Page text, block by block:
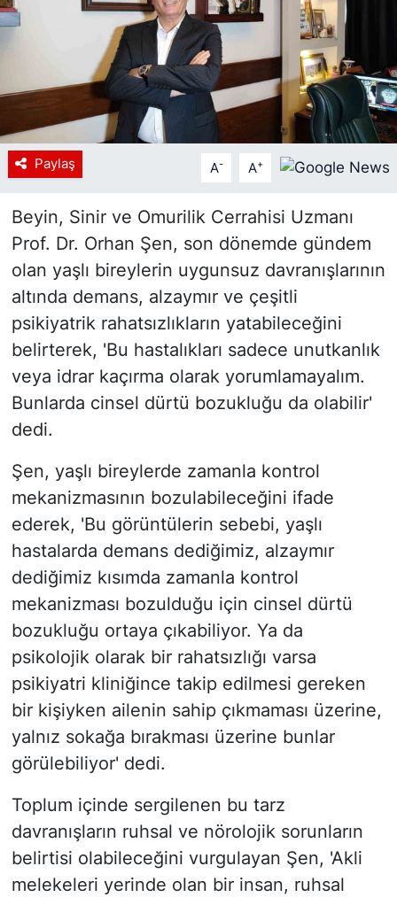
Paylaş A- A+
Beyin, Sinir ve Omurilik Cerrahisi Uzmanı
Prof. Dr. Orhan Şen, son dönemde gündem
olan yaşlı bireylerin uygunsuz davranışlarının
altında demans, alzaymır ve çeşitli
psikiyatrik rahatsızlıkların yatabileceğini
belirterek, 'Bu hastalıkları sadece unutkanlık
veya idrar kaçırma olarak yorumlamayalım.
Bunlarda cinsel dürtü bozukluğu da olabilir'
dedi.
Şen, yaşlı bireylerde zamanla kontrol
mekanizmasının bozulabileceğini ifade
ederek, 'Bu görüntülerin sebebi, yaşlı
hastalarda demans dediğimiz, alzaymır
dediğimiz kısımda zamanla kontrol
mekanizması bozulduğu için cinsel dürtü
bozukluğu ortaya çıkabiliyor. Ya da
psikolojik olarak bir rahatsızlığı varsa
psikiyatri kliniğince takip edilmesi gereken
bir kişiyken ailenin sahip çıkmaması üzerine,
yalnız sokağa bırakması üzerine bunlar
görülebiliyor' dedi.
Toplum içinde sergilenen bu tarz
davranışların ruhsal ve nörolojik sorunların
belirtisi olabileceğini vurgulayan Şen, 'Akli
melekeleri yerinde olan bir insan, ruhsal